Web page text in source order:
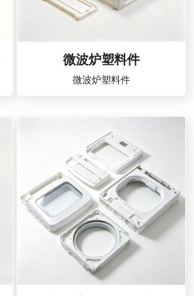
微波炉塑料件
微波炉塑料件